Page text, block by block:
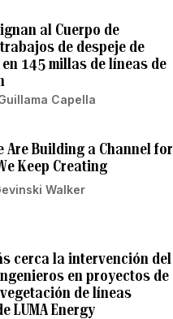
al Cuerpo de
de despeje de
145 millas de líneas de
Capella
Are Building a Channel for
Keep Creating
Walker
cerca la intervención del
en proyectos de
de líneas
LUMA Energy